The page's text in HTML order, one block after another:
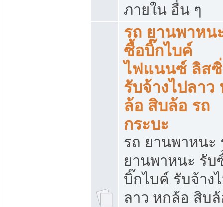
ภายใน อื่น ๆ
รถ ยานพาหน
ซื้อบิ๊กไบค์
ไฟแนนซ์ ลิส
รับจ้างไปลาว
ล้อ สิบล้อ รถ
กระบะ
รถ ยานพาหนะ
ยานพาหนะ รับ
บิ๊กไบค์ รับจ้าง
ลาว หกล้อ สิบ